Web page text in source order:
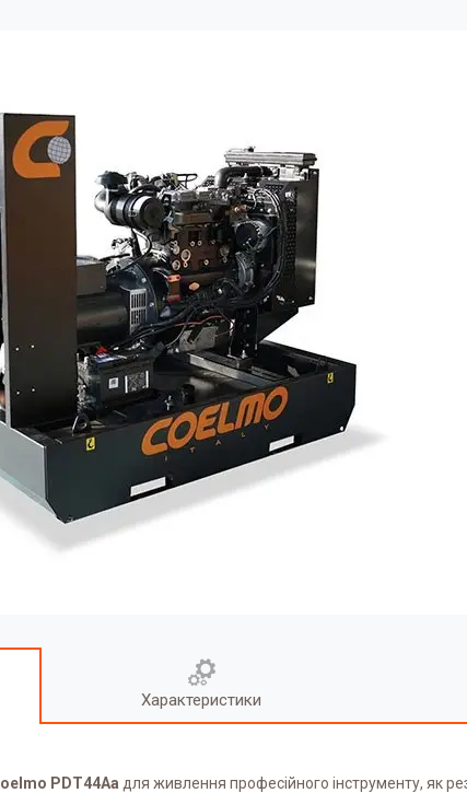
Характеристики
PDT44Aa для живлення професійного інструменту, як